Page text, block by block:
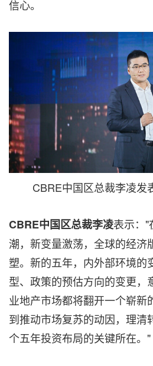
信心。
CBRE中国区总裁李凌发
CBRE中国区总裁李凌表示："
潮，新变量激荡，全球的经济
塑。新的五年，内外部环境的
型、政策的预估方向的变更，
业地产市场都将翻开一个崭新
到推动市场复苏的动因，理清
个五年投资布局的关键所在。"